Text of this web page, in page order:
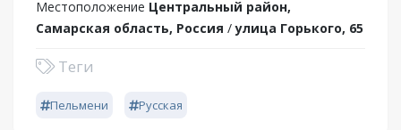
Местоположение Центральный район,
Самарская область, Россия /улица Горького, 65
Теги
Пельмени Русская